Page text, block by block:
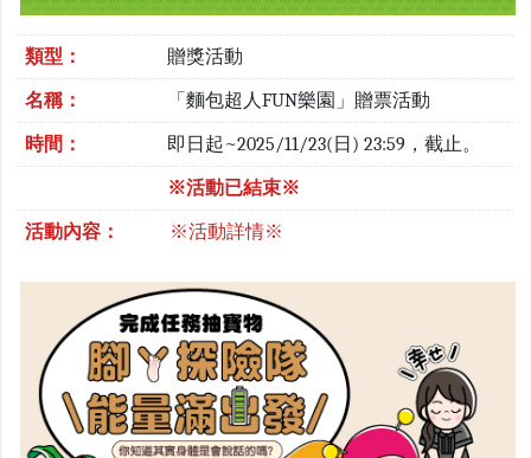
類型： 贈獎活動
名稱： 「麵包超人FUN樂園」贈票活動
時間： 即日起~2025/11/23(日) 23:59，截止。
※活動已結束※
活動內容： ※活動詳情※